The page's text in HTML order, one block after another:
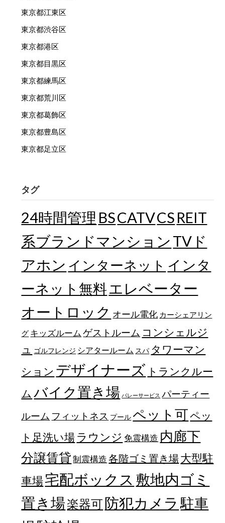
東京都江東区
東京都渋谷区
東京都港区
東京都目黒区
東京都練馬区
東京都荒川区
東京都葛飾区
東京都豊島区
東京都足立区
タグ
24時間管理 BSCATVCS REIT
系ブランドマンション TVド
アホン インターネット インタ
ーネット無料エレベーター
オートロック オール電化 カーシェアリン
グ キッズルーム ゲストルーム コンシェルジ
ュ
ゴルフレンジ シアタールーム スパ タワーマン
ション デザイナーズ トランクルー
ム バイク置き場 バレーサービス パーティー
ルーム フィットネス プール ペット可ペッ
ト足洗い場 ラウンジ 免震構造 内廊下
分譲賃貸 制震構造 各階ゴミ置き場大型駐
車場宅配ボックス 敷地内ゴミ
置き場楽器可防犯カメラ 駐車